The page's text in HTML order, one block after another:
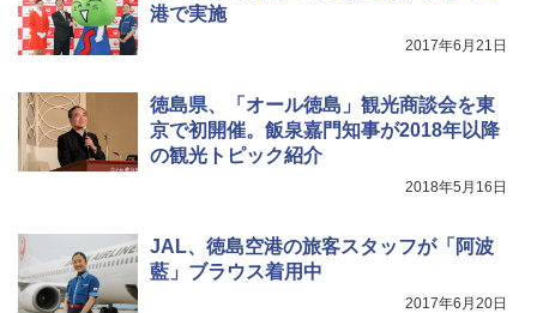
港で実施
2017年6月21日
徳島県、「オール徳島」観光商談会を東
京で初開催。飯泉嘉門知事が2018年以降
の観光トピック紹介
2018年5月16日
JAL、徳島空港の旅客スタッフが「阿波
藍」ブラウス着用中
2017年6月20日